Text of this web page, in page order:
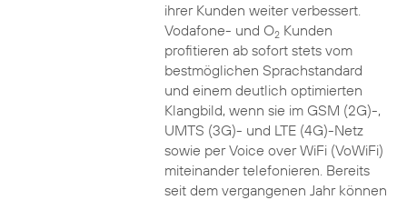
ihrer Kunden weiter verbessert.
Vodafone- und O2Kunden
profitieren ab sofort stets vom
bestmöglichen Sprachstandard
und einem deutlich optimierten
Klangbild, wenn sie im GSM (2G)-,
UMTS (3G)- und LTE (4G)-Netz
sowie per Voice over WiFi (VoWiFi)
miteinander telefonieren. Bereits
seit dem vergangenen Jahr können